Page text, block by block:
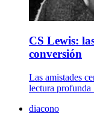
CS Lewis:
conversión
Las amistades
lectura
diacono